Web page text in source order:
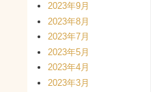
2023年9月
2023年8月
2023年7月
2023年5月
2023年4月
2023年3月